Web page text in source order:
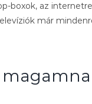
boxok, az
már